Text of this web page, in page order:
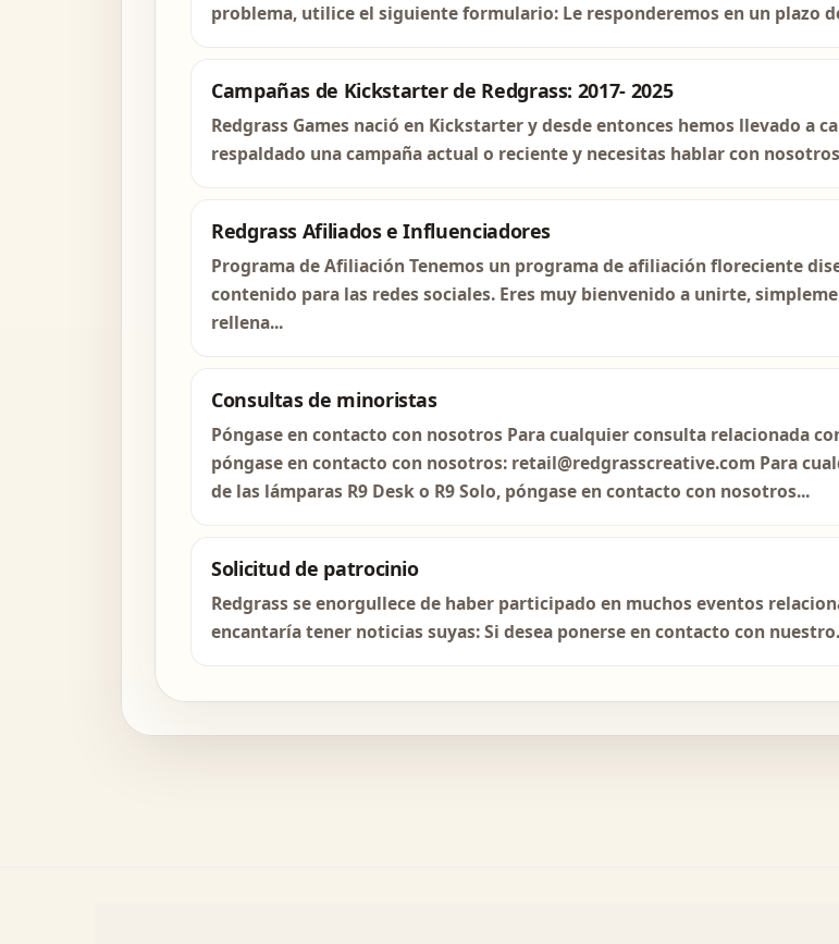
problema, utilice el siguiente formulario: Le responderemos en un plazo
Campañas de Kickstarter de Redgrass: 2017- 2025
Redgrass Games nació en Kickstarter y desde entonces hemos llevado a
respaldado una campaña actual o reciente y necesitas hablar con
Redgrass Afiliados e Influenciadores
Programa de Afiliación Tenemos un programa de afiliación floreciente
contenido para las redes sociales. Eres muy bienvenido a unirte,
rellena...
Consultas de minoristas
Póngase en contacto con nosotros Para cualquier consulta relacionada
póngase en contacto con nosotros: retail@redgrasscreative.com Para
de las lámparas R9 Desk o R9 Solo, póngase en contacto con nosotros...
Solicitud de patrocinio
Redgrass se enorgullece de haber participado en muchos eventos
encantaría tener noticias suyas: Si desea ponerse en contacto con